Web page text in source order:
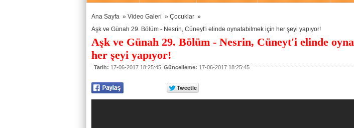
Ana Sayfa » Video Galeri » Çocuklar »
Aşk ve Günah 29. Bölüm - Nesrin, Cüneyt'i elinde oynatabilmek için her şeyi yapıyor!
Aşk ve Günah 29. Bölüm - Nesrin, Cüneyt'i elinde
her şeyi yapıyor!
Tarih: 17-06-2017 18:25:45 Güncelleme: 17-06-2017 18:25:45